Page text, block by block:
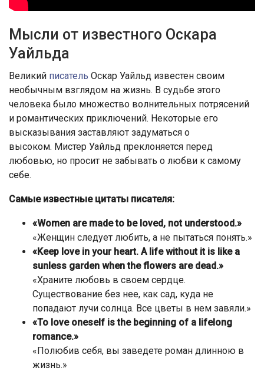
Мысли от известного Оскара
Уайльда
Великий писатель Оскар Уайльд известен своим
необычным взглядом на жизнь. В судьбе этого
человека было множество волнительных потрясений
и романтических приключений. Некоторые его
высказывания заставляют задуматься о
высоком. Мистер Уайльд преклоняется перед
любовью, но просит не забывать о любви к самому
себе.
Самые известные цитаты писателя:
«Women are made to be loved, not understood.»
«Женщин следует любить, а не пытаться понять.»
«Keep love in your heart. A life without it is like a
sunless garden when the flowers are dead.»
«Храните любовь в своем сердце.
Существование без нее, как сад, куда не
попадают лучи солнца. Все цветы в нем завяли.»
«To love oneself is the beginning of a lifelong
romance.»
«Полюбив себя, вы заведете роман длинною в
жизнь.»